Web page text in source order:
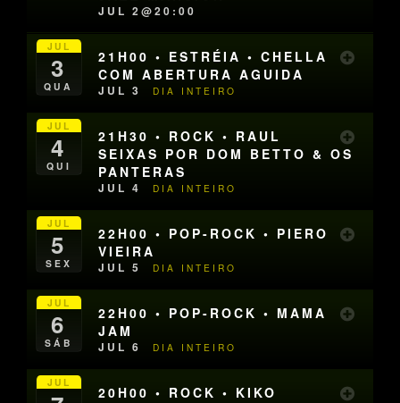
JUL 2@20:00
JUL
3
QUA
21H00 • ESTRÉIA • CHELLA
COM ABERTURA AGUIDA
JUL 3 DIA INTEIRO
JUL
4
QUI
21H30 • ROCK • RAUL
SEIXAS POR DOM BETTO & OS
PANTERAS
JUL 4 DIA INTEIRO
JUL
5
SEX
22H00 • POP-ROCK • PIERO
VIEIRA
JUL 5 DIA INTEIRO
JUL
6
SÁB
22H00 • POP-ROCK • MAMA
JAM
JUL 6 DIA INTEIRO
JUL
20H00 • ROCK • KIKO